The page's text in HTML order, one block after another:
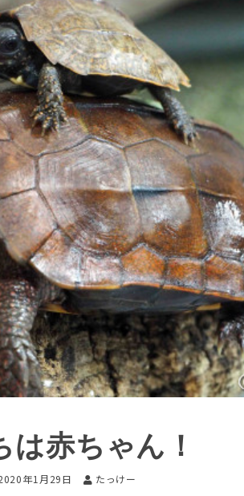
は赤ちゃん！
年1月29日 たっけー